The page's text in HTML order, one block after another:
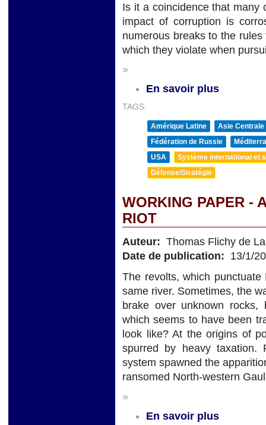
Is it a coincidence that many
impact of corruption is
numerous breaks to the
which they violate when
»
En savoir plus
TAGS:
Amérique Latine
Asie Centrale
Fédération de Russie
USA
Système international et
Défense/Stratégie
WORKING PAPER -
RIOT
Auteur: Thomas Flichy de
Date de publication: 13/1/
The revolts, which
same river. Sometimes, the
brake over unknown
which seems to have been
look like? At the origins of
spurred by heavy taxation.
system spawned the
ransomed North-western
»
En savoir plus